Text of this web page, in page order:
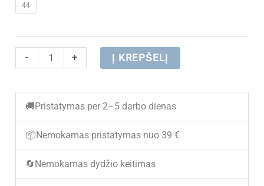
€ 42.80.€ 22.90.
44
-
produkto
Vyriški
vasariniai
sportbačiai
526-
+ Į KREPŠELĮ
🚚Pristatymas per 2–5 darbo dienas
📦Nemokamas pristatymas nuo 39 €
🔄Nemokamas dydžio keitimas